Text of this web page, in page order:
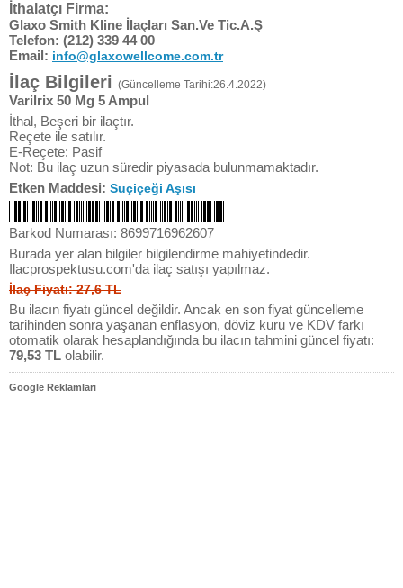
İthalatçı Firma:
Glaxo Smith Kline İlaçları San.Ve Tic.A.Ş
Telefon: (212) 339 44 00
Email: info@glaxowellcome.com.tr
İlaç Bilgileri (Güncelleme Tarihi:26.4.2022)
Varilrix 50 Mg 5 Ampul
İthal, Beşeri bir ilaçtır.
Reçete ile satılır.
E-Reçete: Pasif
Not: Bu ilaç uzun süredir piyasada bulunmamaktadır.
Etken Maddesi: Suçiçeği Aşısı
Barkod Numarası: 8699716962607
Burada yer alan bilgiler bilgilendirme mahiyetindedir.
Ilacprospektusu.com'da ilaç satışı yapılmaz.
İlaç Fiyatı: 27,6 TL
Bu ilacın fiyatı güncel değildir. Ancak en son fiyat güncelleme
tarihinden sonra yaşanan enflasyon, döviz kuru ve KDV farkı
otomatik olarak hesaplandığında bu ilacın tahmini güncel fiyatı:
79,53 TL olabilir.
Google Reklamları